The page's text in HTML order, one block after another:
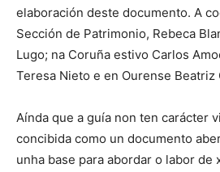
elaboración deste documento. A
Sección de Patrimonio, Rebeca
Lugo; na Coruña estivo Carlos
Teresa Nieto e en Ourense Beatriz
Aínda que a guía non ten carácter
concibida como un documento
unha base para abordar o labor de